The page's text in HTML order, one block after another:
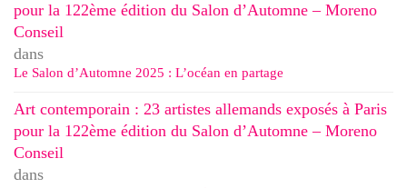
pour la 122ème édition du Salon d’Automne – Moreno
Conseil
dans
Le Salon d’Automne 2025 : L’océan en partage
Art contemporain : 23 artistes allemands exposés à Paris
pour la 122ème édition du Salon d’Automne – Moreno
Conseil
dans